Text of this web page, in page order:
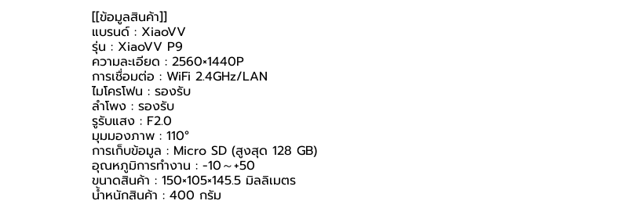
[[ข้อมูลสินค้า]]
แบรนด์ : XiaoVV
รุ่น : XiaoVV P9
ความละเอียด : 2560×1440P
การเชื่อมต่อ : WiFi 2.4GHz/LAN
ไมโครโฟน : รองรับ
ลำโพง : รองรับ
รูรับแสง : F2.0
มุมมองภาพ : 110°
การเก็บข้อมูล : Micro SD (สูงสุด 128 GB)
อุณหภูมิการทำงาน : -10～+50
ขนาดสินค้า : 150×105×145.5 มิลลิเมตร
น้ำหนักสินค้า : 400 กรัม